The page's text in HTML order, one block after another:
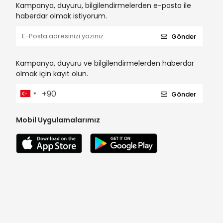
Kampanya, duyuru, bilgilendirmelerden e-posta ile
haberdar olmak istiyorum.
Gönder
Kampanya, duyuru ve bilgilendirmelerden haberdar
olmak için kayıt olun.
Gönder
Mobil Uygulamalarımız